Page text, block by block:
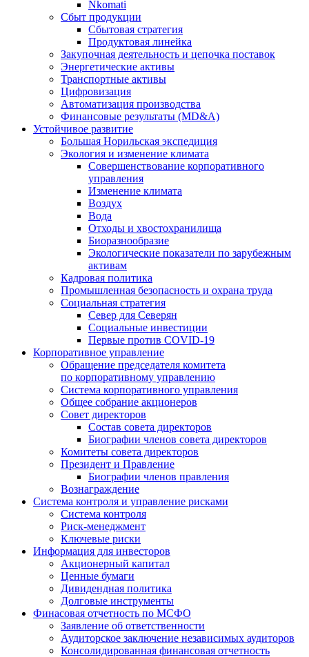
Nkomati
Сбыт продукции
Сбытовая стратегия
Продуктовая линейка
Закупочная деятельность и цепочка поставок
Энергетические активы
Транспортные активы
Цифровизация
Автоматизация производства
Финансовые результаты (MD&A)
Устойчивое развитие
Большая Норильская экспедиция
Экология и изменение климата
Совершенствование корпоративного
управления
Изменение климата
Воздух
Вода
Отходы и хвостохранилища
Биоразнообразие
Экологические показатели по зарубежным
активам
Кадровая политика
Промышленная безопасность и охрана труда
Социальная стратегия
Север для Северян
Социальные инвестиции
Первые против COVID‑19
Корпоративное управление
Обращение председателя комитета
по корпоративному управлению
Система корпоративного управления
Общее собрание акционеров
Совет директоров
Состав совета директоров
Биографии членов совета директоров
Комитеты совета директоров
Президент и Правление
Биографии членов правления
Вознаграждение
Система контроля и управление рисками
Система контроля
Риск-менеджмент
Ключевые риски
Информация для инвесторов
Акционерный капитал
Ценные бумаги
Дивидендная политика
Долговые инструменты
Финасовая отчетность по МСФО
Заявление об ответственности
Аудиторское заключение независимых аудиторов
Консолидированная финансовая отчетность